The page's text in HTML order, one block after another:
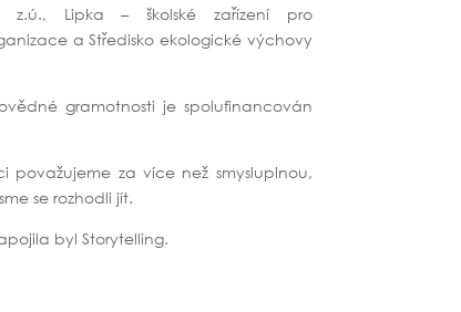
z.ú., Lipka – školské zařízení pro
a Středisko ekologické výchovy
gramotnosti je spolufinancován
považujeme za více než smysluplnou,
se rozhodli jít.
byl Storytelling.